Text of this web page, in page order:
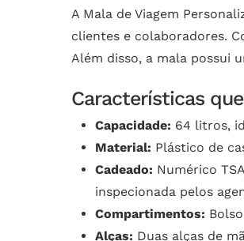
A Mala de Viagem
clientes e colaboradores.
Além disso, a mala possui
Características
Capacidade: 64 litros,
Material: Plástico de
Cadeado: Numérico
inspecionada pelos
Compartimentos:
Alças: Duas alças de